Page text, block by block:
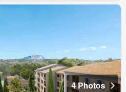
4 Photos